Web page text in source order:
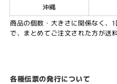
沖縄
商品の個数・大きさに関係なく、
で、まとめてご注文された方が送
各種伝票の発行について